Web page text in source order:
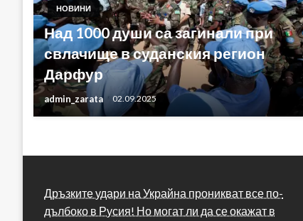
НОВИНИ
Над 1000 души са загинали при
свлачище в суданския регион
Дарфур
admin_zarata 02.09.2025
Дръзките удари на Украйна проникват все по-
дълбоко в Русия! Но могат ли да се окажат в